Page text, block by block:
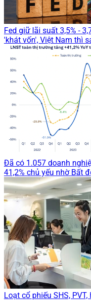
Fed giữ lãi suất 3,5% -
'khát vốn', Việt Nam thì
Đã có 1.057 doanh
41,2% chủ yếu nhờ Bất
Loạt cổ phiếu SHS,